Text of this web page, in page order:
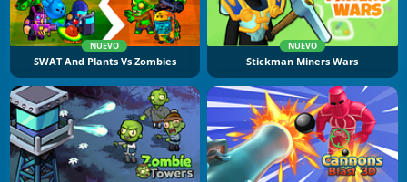
NUEVO
SWAT And Plants Vs Zombies
NUEVO
Stickman Miners Wars